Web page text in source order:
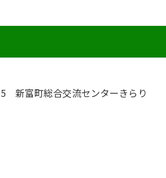
新富町総合交流センターきらり